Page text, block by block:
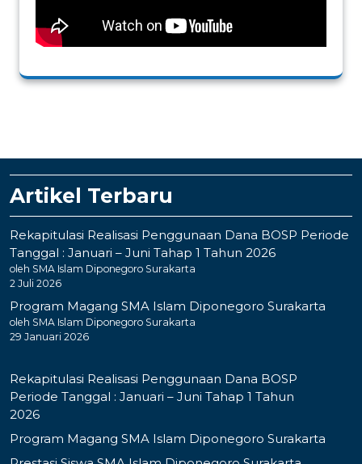
Artikel Terbaru
Rekapitulasi Realisasi Penggunaan Dana BOSP Periode
Tanggal : Januari – Juni Tahap 1 Tahun 2026
oleh SMA Islam Diponegoro Surakarta
2 Juli 2026
Program Magang SMA Islam Diponegoro Surakarta
oleh SMA Islam Diponegoro Surakarta
29 Januari 2026
Rekapitulasi Realisasi Penggunaan Dana BOSP
Periode Tanggal : Januari – Juni Tahap 1 Tahun
2026
Program Magang SMA Islam Diponegoro Surakarta